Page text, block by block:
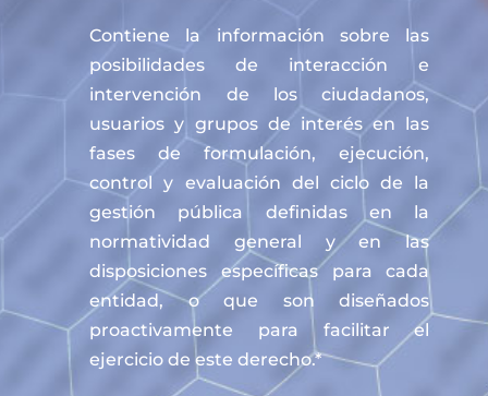
Contiene la información sobre las
posibilidades de interacción e
intervención de los ciudadanos,
usuarios y grupos de interés en las
fases de formulación, ejecución,
control y evaluación del ciclo de la
gestión pública definidas en la
normatividad general y en las
disposiciones específicas para cada
entidad, o que son diseñados
proactivamente para facilitar el
ejercicio de este derecho.*